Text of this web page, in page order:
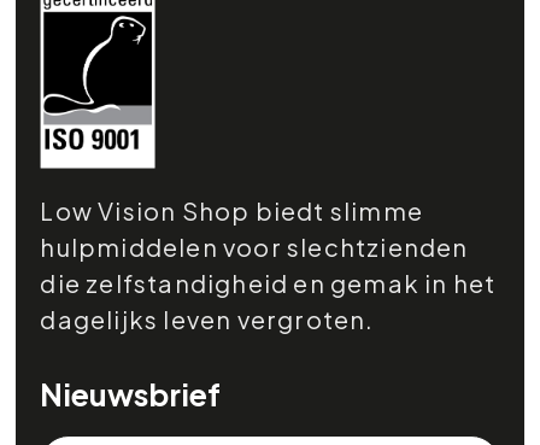
Low Vision Shop biedt slimme
hulpmiddelen voor slechtzienden
die zelfstandigheid en gemak in het
dagelijks leven vergroten.
Nieuwsbrief